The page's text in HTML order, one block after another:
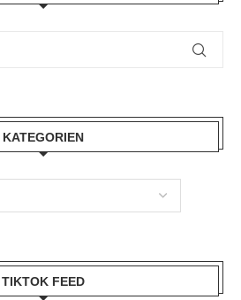
KATEGORIEN
TIKTOK FEED